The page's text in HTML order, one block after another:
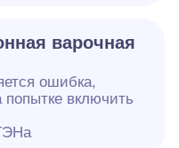
варочная
ошибка,
попытке включить